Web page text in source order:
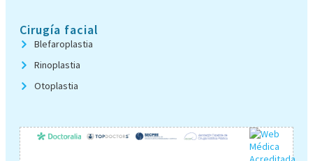
Cirugía facial
Blefaroplastia
Rinoplastia
Otoplastia